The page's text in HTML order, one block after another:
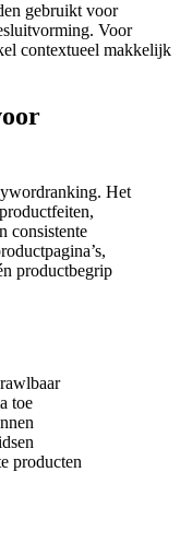
gebruikt voor
Voor
contextueel makkelijk
Het
consistente
productbegrip
toe
producten